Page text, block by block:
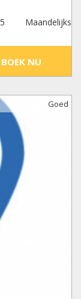
Maandelijks
BOEK NU
Goed